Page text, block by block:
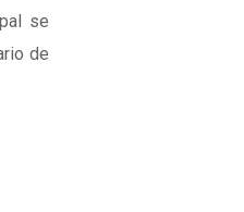
se
de